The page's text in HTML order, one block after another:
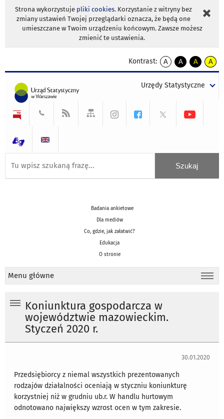
Strona wykorzystuje pliki cookies. Korzystanie z witryny bez
zmiany ustawień Twojej przeglądarki oznacza, że będą one
umieszczane w Twoim urządzeniu końcowym. Zawsze możesz
zmienić te ustawienia.
Kontrast:
A
kontrast
A
kontrast
tekst
czarnym
A
kontrast
tekst
czarnym
A
tekst
żółtym
Urzędy Statystyczne
Badania ankietowe
Dla mediów
Co, gdzie, jak załatwić?
Edukacja
O stronie
Menu główne
Koniunktura gospodarcza w
województwie mazowieckim.
Styczeń 2020 r.
30.01.2020
Przedsiębiorcy z niemal wszystkich prezentowanych
rodzajów działalności oceniają w styczniu koniunkturę
korzystniej niż w grudniu ub.r. W handlu hurtowym
odnotowano największy wzrost ocen w tym zakresie.